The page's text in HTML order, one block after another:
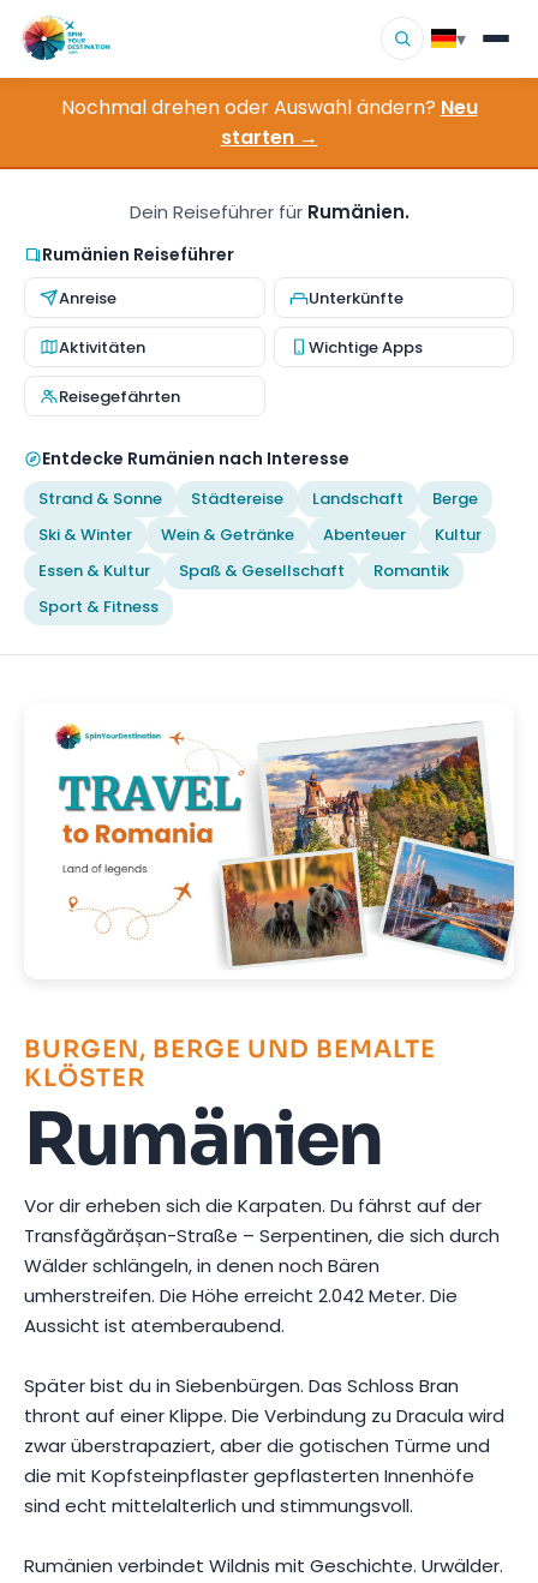
▾
Reiseziele
▾
So funktioniert es
Über uns
Kontakt
Nochmal drehen oder Auswahl ändern? Neu
starten →
Dein Reiseführer für Rumänien.
Rumänien Reiseführer
Anreise Unterkünfte
Aktivitäten Wichtige Apps
Reisegefährten
Entdecke Rumänien nach Interesse
Strand & Sonne Städtereise Landschaft
Berge
Ski & Winter
Wein & Getränke Abenteuer
Kultur
Essen & Kultur
Spaß & Gesellschaft
Romantik
Sport & Fitness
BURGEN, BERGE UND BEMALTE
KLÖSTER
Rumänien
Vor dir erheben sich die Karpaten. Du fährst auf der
Transfăgărășan-Straße – Serpentinen, die sich durch
Wälder schlängeln, in denen noch Bären
umherstreifen. Die Höhe erreicht 2.042 Meter. Die
Aussicht ist atemberaubend.
Später bist du in Siebenbürgen. Das Schloss Bran
thront auf einer Klippe. Die Verbindung zu Dracula wird
zwar überstrapaziert, aber die gotischen Türme und
die mit Kopfsteinpflaster gepflasterten Innenhöfe
sind echt mittelalterlich und stimmungsvoll.
Rumänien verbindet Wildnis mit Geschichte. Urwälder.